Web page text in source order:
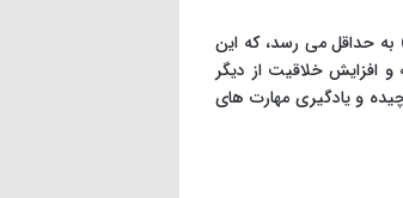
حداقل می رسد، که این
افزایش خلاقیت از دیگر
و یادگیری مهارت های